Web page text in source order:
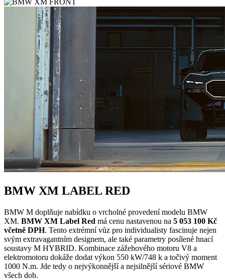
BMW XM LABEL RED
BMW M doplňuje nabídku o vrcholné provedení modelu BMW
XM. BMW XM Label Red má cenu nastavenou na 5 053 100 Kč
včetně DPH. Tento extrémní vůz pro individualisty fascinuje nejen
svým extravagantním designem, ale také parametry posílené hnací
soustavy M HYBRID. Kombinace zážehového motoru V8 a
elektromotoru dokáže dodat výkon 550 kW/748 k a točivý moment
1000 N.m. Jde tedy o nejvýkonnější a nejsilnější sériové BMW
všech dob.